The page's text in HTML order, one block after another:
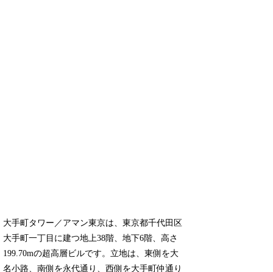
大手町タワー／アマン東京は、東京都千代田区
大手町一丁目に建つ地上38階、地下6階、高さ
199.70mの超高層ビルです。立地は、東側を大
名小路、南側を永代通り、西側を大手町仲通り